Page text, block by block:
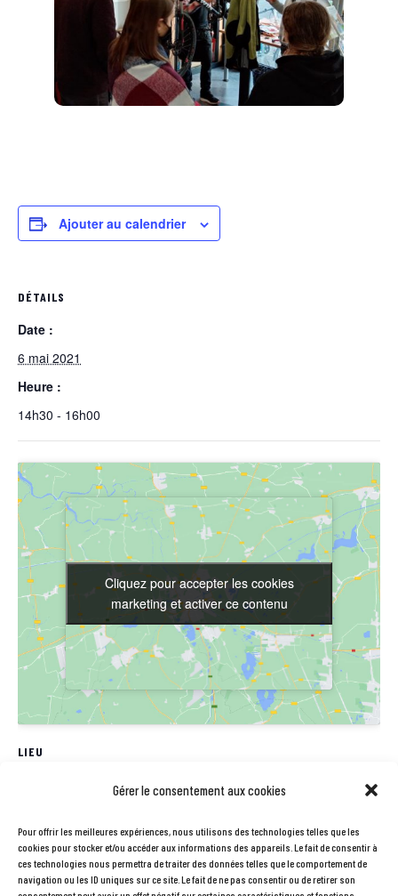
Gérer le consentement aux cookies
Pour offrir les meilleures expériences, nous utilisons des technologies telles que les
cookies pour stocker et/ou accéder aux informations des appareils. Le fait de consentir à
ces technologies nous permettra de traiter des données telles que le comportement de
navigation ou les ID uniques sur ce site. Le fait de ne pas consentir ou de retirer son
Ajouter au calendrier
DÉTAILS
Date :
6 mai 2021
Heure :
14h30 - 16h00
LIEU
Labège , 31670 France + Google Map
Téléphone
0561758080
Cliquez pour accepter les cookies
marketing et activer ce contenu
Cliquez pour accepter les cookies
marketing et activer ce contenu